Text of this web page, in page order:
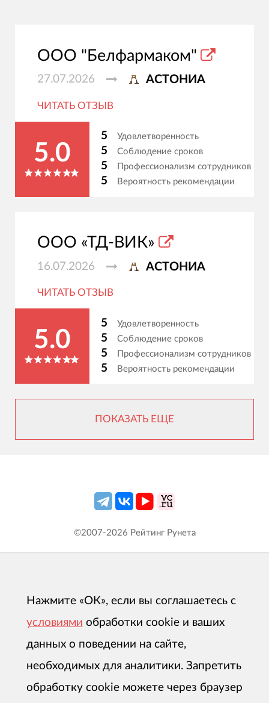
ООО "Белфармаком"
27.07.2026 АСТОНИА
ЧИТАТЬ ОТЗЫВ
5.0
5 Удовлетворенность
5 Соблюдение сроков
5 Профессионализм сотрудников
5 Вероятность рекомендации
ООО «ТД-ВИК»
16.07.2026 АСТОНИА
ЧИТАТЬ ОТЗЫВ
5.0
5 Удовлетворенность
5 Соблюдение сроков
5 Профессионализм сотрудников
5 Вероятность рекомендации
ПОКАЗАТЬ ЕЩЕ
©2007-2026 Рейтинг Рунета
Нажмите «ОК», если вы соглашаетесь с
условиями обработки cookie и ваших
данных о поведении на сайте,
необходимых для аналитики. Запретить
обработку cookie можете через браузер